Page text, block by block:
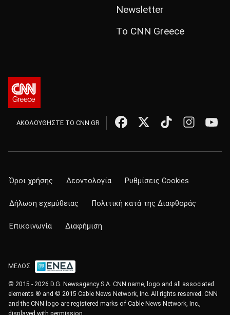
Newsletter
Το CNN Greece
ΑΚΟΛΟΥΘΗΣΤΕ ΤΟ CNN.GR
Όροι χρήσης Δεοντολογία Ρυθμίσεις Cookies
Δήλωση εχεμύθειας Πολιτική κατά της Διαφθοράς
Επικοινωνία Διαφήμιση
ΜΕΛΟΣ
© 2015 - 2026 D.G. Newsagency S.A. CNN name, logo and all associated
elements ® and © 2015 Cable News Network, Inc. All rights reserved. CNN
and the CNN logo are registered marks of Cable News Network, Inc.,
displayed with permission